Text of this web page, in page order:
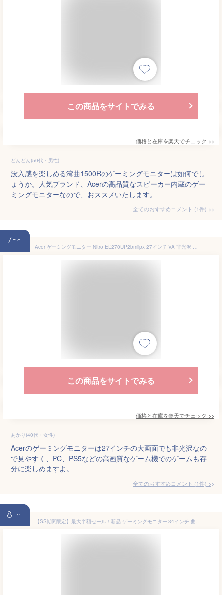
この商品をサイトでみる
価格と在庫を楽天でチェック >>
どんどん(50代・男性)
没入感を楽しめる湾曲1500Rのゲーミングモニターは如何でし
ょうか。人気ブランド、Acerの高品質なスピーカー内蔵のゲー
ミングモニターなので、おススメいたします。
全てのおすすめコメント (1件) >
7th
Acer ゲーミングモニター Nitro ED270UP2bmiipx 27インチ VA 非光沢 湾曲1500R WQHD 170Hz 1ms（VRB） PC/PS5/Xbox X/S向き HDMI 2.0 DisplayPort VESAマウント対応 スピーカー内蔵 ヘッドホン端子 AMD FreeSync Premium HDR10
この商品をサイトでみる
価格と在庫を楽天でチェック >>
あかり(40代・女性)
Acerのゲーミングモニターは27インチの大画面でも非光沢なの
で見やすく、PC、PS5などの高画質なゲーム機でのゲームも存
分に楽しめますよ。
全てのおすすめコメント (1件) >
8th
【SS期間限定】最大半額セール！新品 ゲーミングモニター 34インチ 曲面 ウルトラワイド 21:9 WQHD 3440×1440 HDR IPS 非光沢 FreeSync対応 100Hz HDMI DisplayPort 高さ調節 スピーカー内蔵 ブルーライトカット フリッカーセーフ 湾曲モニター 4K対応